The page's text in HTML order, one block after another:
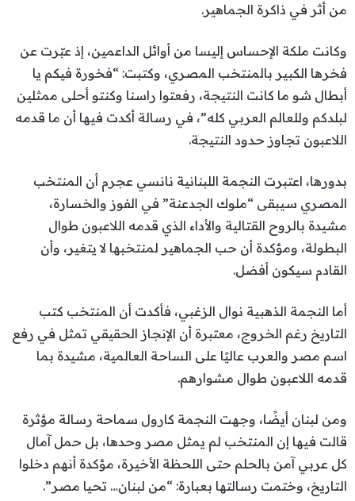
من أثر في ذاكرة الجماهير.
وكانت ملكة الإحساس إليسا من أوائل الداعمين، إذ عبّرت عن
فخرها الكبير بالمنتخب المصري، وكتبت: “فخورة فيكم يا
أبطال شو ما كانت النتيجة، رفعتوا راسنا وكنتو أحلى ممثلين
لبلدكم وللعالم العربي كله”، في رسالة أكدت فيها أن ما قدمه
اللاعبون تجاوز حدود النتيجة.
بدورها، اعتبرت النجمة اللبنانية نانسي عجرم أن المنتخب
المصري سيبقى “ملوك الجدعنة” في الفوز والخسارة،
مشيدة بالروح القتالية والأداء الذي قدمه اللاعبون طوال
البطولة، ومؤكدة أن حب الجماهير لمنتخبها لا يتغير، وأن
القادم سيكون أفضل.
أما النجمة الذهبية نوال الزغبي، فأكدت أن المنتخب كتب
التاريخ رغم الخروج، معتبرة أن الإنجاز الحقيقي تمثل في رفع
اسم مصر والعرب عاليًا على الساحة العالمية، مشيدة بما
قدمه اللاعبون طوال مشوارهم.
ومن لبنان أيضًا، وجهت النجمة كارول سماحة رسالة مؤثرة
قالت فيها إن المنتخب لم يمثل مصر وحدها، بل حمل آمال
كل عربي آمن بالحلم حتى اللحظة الأخيرة، مؤكدة أنهم دخلوا
التاريخ، وختمت رسالتها بعبارة: “من لبنان… تحيا مصر”.